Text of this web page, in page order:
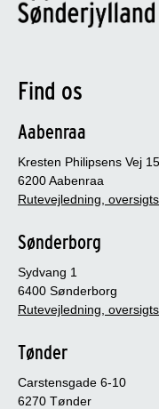
Find os
Aabenraa
Kresten Philipsens Vej 15
6200 Aabenraa
Rutevejledning,
Sønderborg
Sydvang 1
6400 Sønderborg
Rutevejledning,
Tønder
Carstensgade 6-10
6270 Tønder